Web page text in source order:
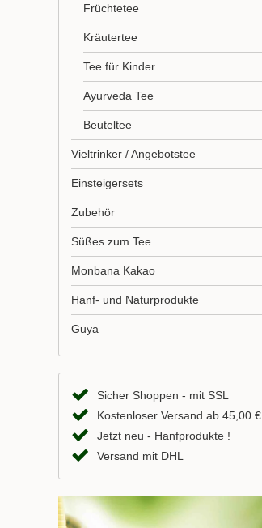
Früchtetee
Kräutertee
Tee für Kinder
Ayurveda Tee
Beuteltee
Vieltrinker / Angebotstee
Einsteigersets
Zubehör
Süßes zum Tee
Monbana Kakao
Hanf- und Naturprodukte
Guya
Sicher Shoppen - mit SSL
Kostenloser Versand ab 45,00 €
Jetzt neu - Hanfprodukte !
Versand mit DHL